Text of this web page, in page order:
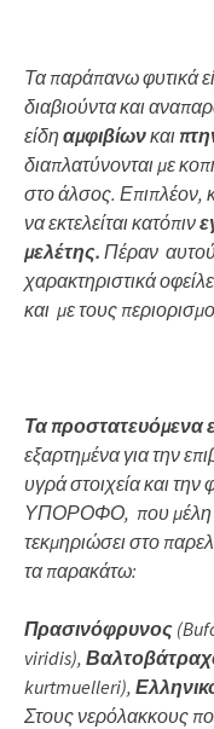
Τα παράπανω φυτικά
διαβιούντα και
είδηαμφιβίωνκαι
διαπλατύνονται με
στο άλσος. Επιπλέον,
να εκτελείται κατόπιν
μελέτης. Πέραν
χαρακτηριστικά
και με τους
Τα προστατευόμενα
εξαρτημένα για την
υγρά στοιχεία και
ΥΠΟΡΟΦΟ, που μέλη
τεκμηριώσει στο
τα παρακάτω:
Πρασινόφρυνος
viridis),
kurtmuelleri),
Στους νερόλακκους